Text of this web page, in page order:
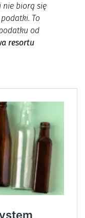
nie biorą się
To
od
resortu